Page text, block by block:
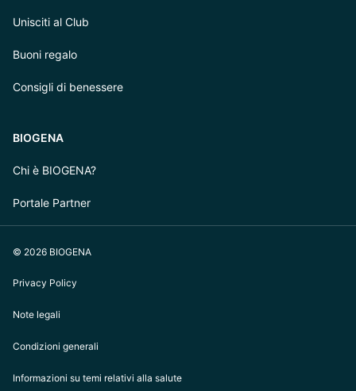
Unisciti al Club
Buoni regalo
Consigli di benessere
BIOGENA
Chi è BIOGENA?
Portale Partner
© 2026 BIOGENA
Privacy Policy
Note legali
Condizioni generali
Informazioni su temi relativi alla salute